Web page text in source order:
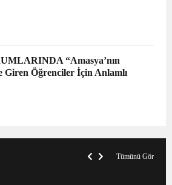
“Amasya’nın
Giren Öğrenciler İçin Anlamlı
Tümünü Gör